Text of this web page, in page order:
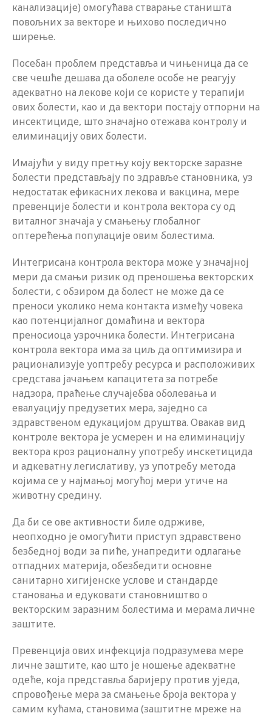
канализације) омогућава стварање станишта
повољних за векторе и њихово последично
ширење.
Посебан проблем представља и чињеница да се
све чешће дешава да оболеле особе не реагују
адекватно на лекове који се користе у терапији
ових болести, као и да вектори постају отпорни на
инсектициде, што значајно отежава контролу и
елиминацију ових болести.
Имајући у виду претњу коју векторске заразне
болести представљају по здравље становника, уз
недостатак ефикасних лекова и вакцина, мере
превенције болести и контрола вектора су од
виталног значаја у смањењу глобалног
оптерећења популације овим болестима.
Интегрисана контрола вектора може у значајној
мери да смањи ризик од преношења векторских
болести, с обзиром да болест не може да се
преноси уколико нема контакта између човека
као потенцијалног домаћина и вектора
преносиоца узрочника болести. Интегрисана
контрола вектора има за циљ да оптимизира и
рационализује уоптребу ресурса и расположивих
средстава јачањем капацитета за потребе
надзора, праћење случајебва оболевања и
евалуацију предузетих мера, заједно са
здравственом едукацијом друштва. Овакав вид
контроле вектора је усмерен и на елиминацију
вектора кроз рационалну употребу инскетицида
и адкеватну легислативу, уз употребу метода
којима се у најмањој могућој мери утиче на
животну средину.
Да би се ове активности биле одрживе,
неопходно је омогућити приступ здравствено
безбедној води за пиће, унапредити одлагање
отпадних материја, обезбедити основне
санитарно хигијенске услове и стандарде
становања и едуковати становништво о
векторским заразним болестима и мерама личне
заштите.
Превенција ових инфекција подразумева мере
личне заштите, као што је ношење адекватне
одеће, која представља баријеру против уједа,
спровођење мера за смањење броја вектора у
самим кућама, становима (заштитне мреже на